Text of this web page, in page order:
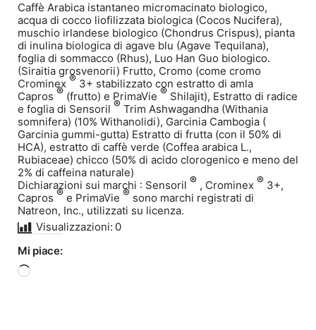
Caffè Arabica istantaneo micromacinato biologico,
acqua di cocco liofilizzata biologica (Cocos Nucifera),
muschio irlandese biologico (Chondrus Crispus), pianta
di inulina biologica di agave blu (Agave Tequilana),
foglia di sommacco (Rhus), Luo Han Guo biologico.
(Siraitia grosvenorii) Frutto, Cromo (come cromo
Crominex ® 3+ stabilizzato con estratto di amla
Capros ® (frutto) e PrimaVie ® Shilajit), Estratto di radice
e foglia di Sensoril ® Trim Ashwagandha (Withania
somnifera) (10% Withanolidi), Garcinia Cambogia (
Garcinia gummi-gutta) Estratto di frutta (con il 50% di
HCA), estratto di caffè verde (Coffea arabica L.,
Rubiaceae) chicco (50% di acido clorogenico e meno del
2% di caffeina naturale)
Dichiarazioni sui marchi : Sensoril ® , Crominex ® 3+,
Capros ® e PrimaVie ® sono marchi registrati di
Natreon, Inc., utilizzati su licenza.
Visualizzazioni: 0
Mi piace:
Caricamento